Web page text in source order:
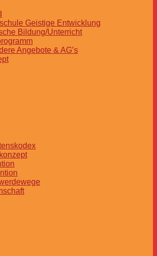
Geistige Entwicklung
Bildung/Unterricht
Angebote & AG’s